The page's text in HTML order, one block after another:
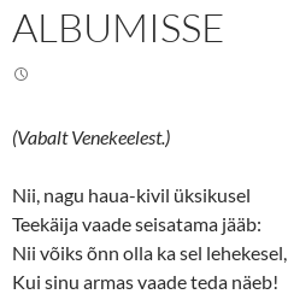
ALBUMISSE
(Vabalt Venekeelest.)
Nii, nagu haua-kivil üksikusel
Teekäija vaade seisatama jääb:
Nii võiks õnn olla ka sel lehekesel,
Kui sinu armas vaade teda näeb!